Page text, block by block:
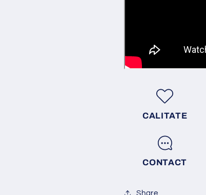
CALITATE
CONTACT
Share